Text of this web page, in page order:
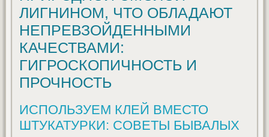
ЛИГНИНОМ, ЧТО ОБЛАДАЮТ
НЕПРЕВЗОЙДЕННЫМИ
КАЧЕСТВАМИ:
ГИГРОСКОПИЧНОСТЬ И
ПРОЧНОСТЬ
ИСПОЛЬЗУЕМ КЛЕЙ ВМЕСТО
ШТУКАТУРКИ: СОВЕТЫ БЫВАЛЫХ